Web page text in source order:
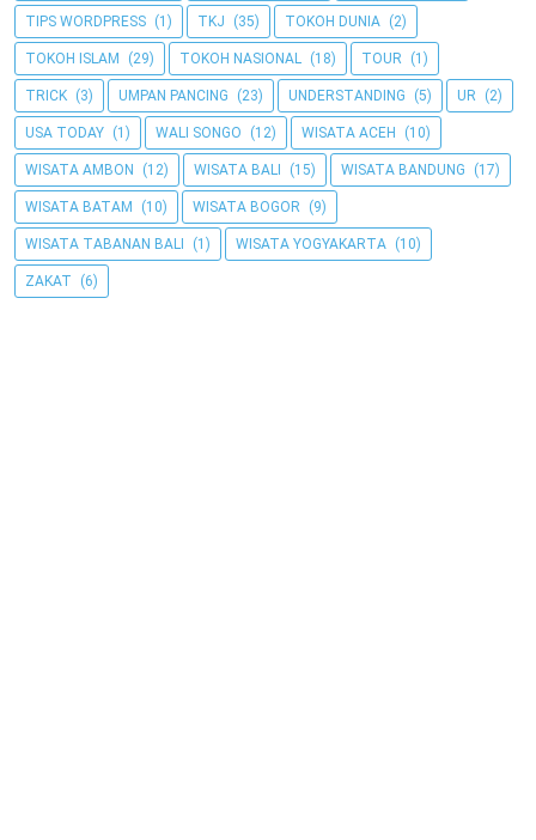
TIPS WORDPRESS (1) TKJ (35) TOKOH DUNIA (2)
TOKOH ISLAM (29) TOKOH NASIONAL (18) TOUR (1)
TRICK (3) UMPAN PANCING (23) UNDERSTANDING (5) UR (2)
USA TODAY (1) WALI SONGO (12) WISATA ACEH (10)
WISATA AMBON (12) WISATA BALI (15) WISATA BANDUNG (17)
WISATA BATAM (10) WISATA BOGOR (9)
WISATA TABANAN BALI (1) WISATA YOGYAKARTA (10)
ZAKAT (6)